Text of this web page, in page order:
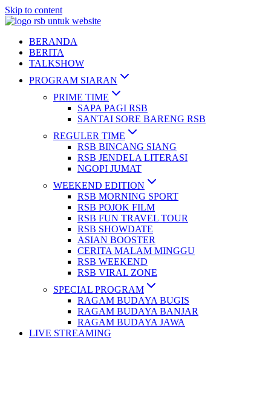
Skip to content
BERANDA
BERITA
TALKSHOW
PROGRAM SIARAN
PRIME TIME
SAPA PAGI RSB
SANTAI SORE BARENG RSB
REGULER TIME
RSB BINCANG SIANG
RSB JENDELA LITERASI
NGOPI JUMAT
WEEKEND EDITION
RSB MORNING SPORT
RSB POJOK FILM
RSB FUN TRAVEL TOUR
RSB SHOWDATE
ASIAN BOOSTER
CERITA MALAM MINGGU
RSB WEEKEND
RSB VIRAL ZONE
SPECIAL PROGRAM
RAGAM BUDAYA BUGIS
RAGAM BUDAYA BANJAR
RAGAM BUDAYA JAWA
LIVE STREAMING